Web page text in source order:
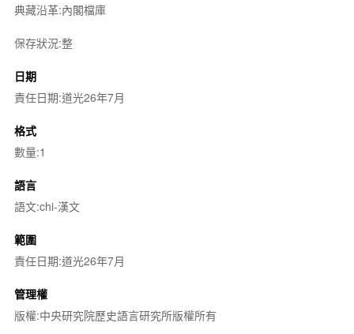
典藏沿革:內閣檔庫
保存狀況:整
日期
責任日期:道光26年7月
格式
數量:1
語言
語文:chi-漢文
範圍
責任日期:道光26年7月
管理權
版權:中央研究院歷史語言研究所版權所有